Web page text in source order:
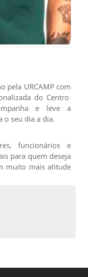
pela URCAMP com
do Centro
e leve a
o seu dia a dia.
funcionários e
para quem deseja
muito mais atitude